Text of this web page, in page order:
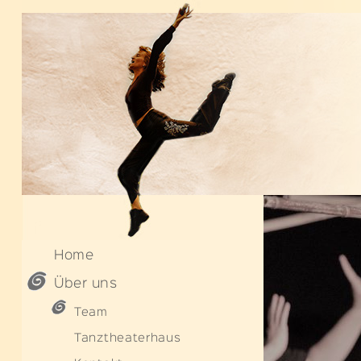
Home
Über uns
Team
Tanztheaterhaus